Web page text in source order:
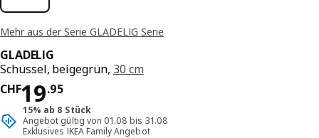
Mehr aus der Serie GLADELIG Serie
GLADELIG
Schüssel, beigegrün, 30 cm
CHF19.95
Preis CHF 19.95
15% ab 8 Stück
Angebot gültig von 01.08 bis 31.08
Exklusives IKEA Family Angebot